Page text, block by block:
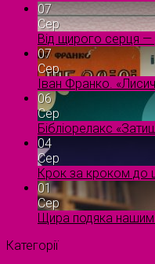
07
Сер
Від щирого серця
07
Сер
Іван Франко.
06
Сер
Бібліорелакс
04
Сер
Крок за кроком до
01
Сер
Щира подяка нашим
Категорії